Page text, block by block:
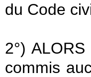
du Code
2°)
commis